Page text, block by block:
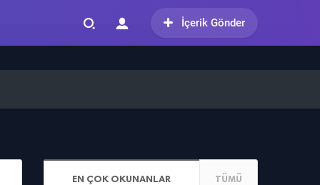
İçerik Gönder
EN ÇOK OKUNANLAR TÜMÜ